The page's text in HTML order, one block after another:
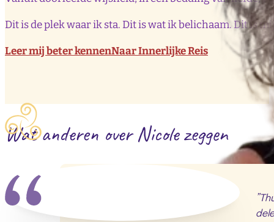
Dit is de plek waar ik sta. Dit is wat ik belichaam. Dit is
Leer mij beter kennenNaar Innerlijke Reis
Wat anderen over Nicole zeggen